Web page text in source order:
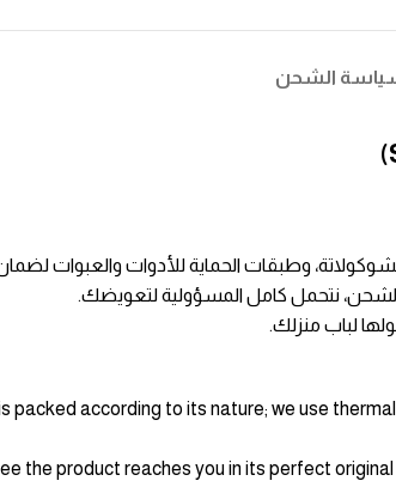
الشحن
وطبقات الحماية للأدوات والعبوات
نتحمل كامل المسؤولية لتعويضك.
لباب منزلك.
packed according to its nature; we use
the product reaches you in its perfect